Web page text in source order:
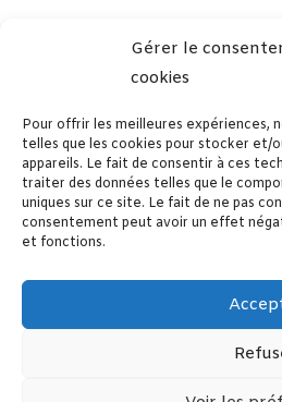
Gérer le
cookies
Pour offrir les meilleures expériences,
telles que les cookies pour stocker et/
appareils. Le fait de consentir à ces
traiter des données telles que le
uniques sur ce site. Le fait de ne pas
consentement peut avoir un effet
et fonctions.